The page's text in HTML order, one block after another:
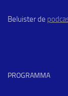
Beluister de
PROGRAMMA